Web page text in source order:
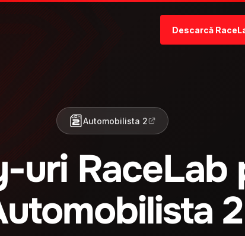
Descarcă
Automobilista 2
uri RaceLab
2